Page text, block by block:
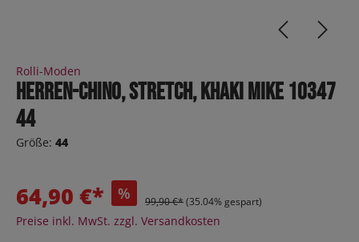
Rolli-Moden
Herren-Chino, Stretch, khaki MIKE 10347
44
Größe: 44
64,90 €* % 99,90 €*(35.04% gespart)
Preise inkl. MwSt. zzgl. Versandkosten